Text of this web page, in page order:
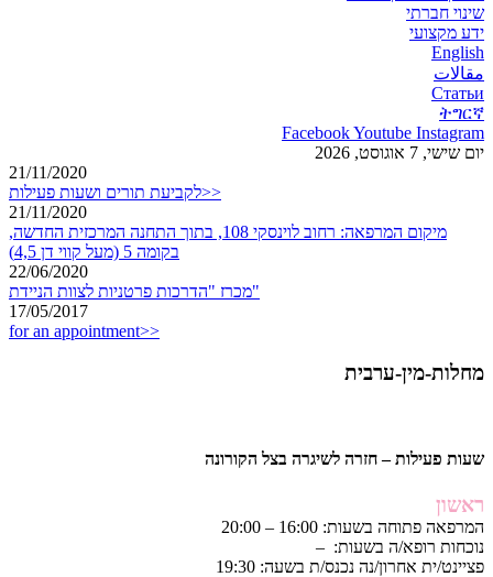
שינוי חברתי
ידע מקצועי
English
مقالات
Статьи
ትግርኛ
FacebookYoutube Instagram
יום שישי, 7 אוגוסט, 2026
21/11/2020
לקביעת תורים ושעות פעילות>>
21/11/2020
מיקום המרפאה: רחוב לוינסקי 108, בתוך התחנה המרכזית החדשה,
בקומה 5 (מעל קווי דן 4,5)
22/06/2020
מכרז "הדרכות פרטניות לצוות הניידת"
17/05/2017
for an appointment>>
מחלות-מין-ערבית
שעות פעילות – חזרה לשיגרה בצל הקורונה
ראשון
המרפאה פתוחה בשעות: 16:00 – 20:00
נוכחות רופא/ה בשעות: –
פציינט/ית אחרון/נה נכנס/ת בשעה: 19:30